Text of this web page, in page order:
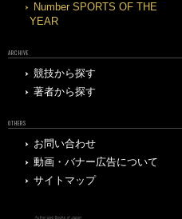
Number SPORTS OF THE
YEAR
ARCHIVE
競技から探す
著者から探す
OTHERS
お問い合わせ
動画・バナー広告について
サイトマップ